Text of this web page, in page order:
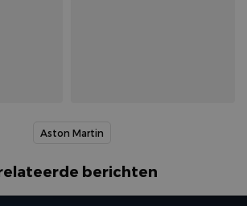
Aston Martin
berichten